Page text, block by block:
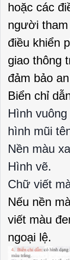
hoặc các
người
điều khiển
giao thông
đảm bảo
Biển chỉ
Hình
hình mũi
Nền màu
Hình vẽ.
Chữ viết
Nếu nền
viết màu
ngoại lệ.